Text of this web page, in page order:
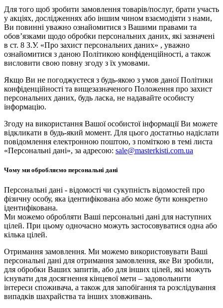
Для того щоб зробити замовлення товарів/послуг, брати участь
у акціях, дослідженнях або іншим чином взаємодіяти з нами,
Ви повинні уважно ознайомитися з Вашими правами та
обов’язками щодо обробки персональних даних, які зазначені
в ст. 8 З.У. «Про захист персональних даних» , уважно
ознайомитися з даною Політикою конфіденційності, а також
висловити свою повну згоду з їх умовами.
Якщо Ви не погоджуєтеся з будь-якою з умов даної Політики
конфіденційності та вищезазначеного Положення про захист
персональних даних, будь ласка, не надавайте особисту
інформацію.
Згоду на використання Вашої особистої інформації Ви можете
відкликати в будь-який момент. Для цього достатньо надіслати
повідомлення електронною поштою, з поміткою в темі листа
«Персональні дані», за адресою: sale@masterkisti.com.ua
Чому ми обробляємо персональні дані
Персональні дані - відомості чи сукупність відомостей про
фізичну особу, яка ідентифікована або може бути конкретно
ідентифікована.
Ми можемо обробляти Ваші персональні дані для наступних
цілей. При цьому одночасно можуть застосовуватися одна або
кілька цілей.
Отримання замовлення. Ми можемо використовувати Ваші
персональні дані для отримання замовлення, яке Ви зробили,
для обробки Ваших запитів, або для інших цілей, які можуть
існувати для досягнення кінцевої мети – задовольнити
інтереси споживача, а також для запобігання та розслідування
випадків шахрайства та інших зловживань.